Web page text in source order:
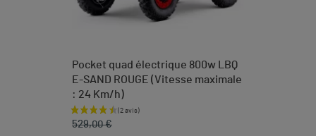
Pocket quad électrique 800w LBQ
E-SAND ROUGE (Vitesse maximale
: 24 Km/h)
Prix de base
529,00 €
Prix